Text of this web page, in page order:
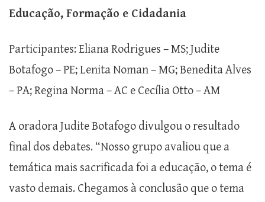
Educação, Formação e Cidadania
Participantes: Eliana Rodrigues – MS; Judite
Botafogo – PE; Lenita Noman – MG; Benedita Alves
– PA; Regina Norma – AC e Cecília Otto – AM
A oradora Judite Botafogo divulgou o resultado
final dos debates. “Nosso grupo avaliou que a
temática mais sacrificada foi a educação, o tema é
vasto demais. Chegamos à conclusão que o tema